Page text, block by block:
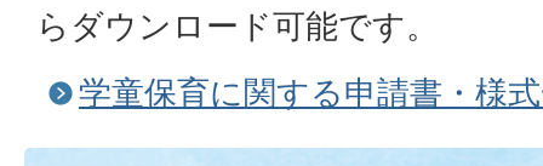
らダウンロード可能です。
学童保育に関する申請書・様